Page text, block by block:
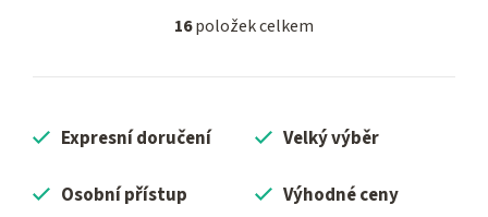
O
16položek celkem
Expresní doručení Velký výběr
Osobní přístup Výhodné ceny